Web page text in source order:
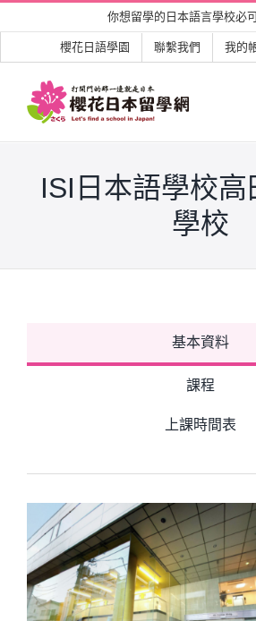
to
content
你想留學的日本語言學校必
櫻花日語學園 聯繫我們 我的
ISI日本語學校高
學校
基本資料
課程
上課時間表